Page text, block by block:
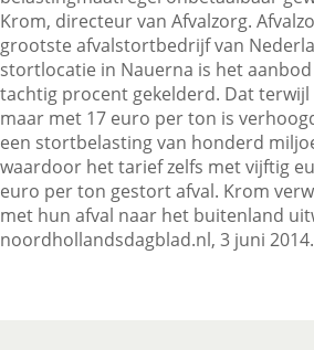
Contactgegevens
Zoeken
Krom, directeur van Afvalzorg.
grootste afvalstortbedrijf van
stortlocatie in Nauerna is het
tachtig procent gekelderd. Dat
maar met 17 euro per ton is
een stortbelasting van honderd
waardoor het tarief zelfs met vijftig
euro per ton gestort afval. Krom
met hun afval naar het buitenland
noordhollandsdagblad.nl, 3 juni 2014.